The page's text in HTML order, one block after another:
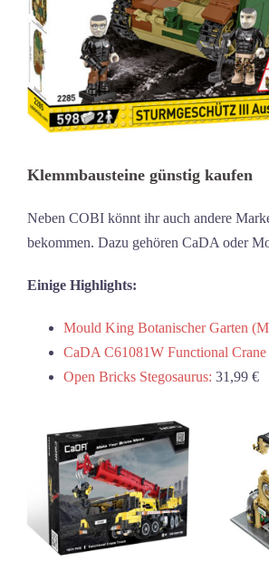
Klemmbausteine günstig kaufen
Neben COBI könnt ihr auch andere
bekommen. Dazu gehören CaDA oder
Einige Highlights:
Mould King Botanischer Garten
CaDA C61081W Functional Crane
Open Bricks Stegosaurus: 31,99 €